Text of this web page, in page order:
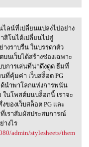
งออนไลน์ที่เปล
ลน์ที่เปลี่ยนแปลงไปอย่าง
สิโนได้เปลี่ยนไปสู่
งราบรื่น ในบรรดาตัว
นเว็บได้สร้างช่องเฉพาะ
บการเล่นที่น่าดึงดูด ธีมที่
ที่คุ้มค่า เว็บสล็อต PG
ด้นำพาโลกแห่งการพนัน
นโพสต์บนบล็อกนี้ เราจะ
ของเว็บสล็อต PG และ
เราสัมผัสประสบการณ์
างไร
admin/stylesheets/them